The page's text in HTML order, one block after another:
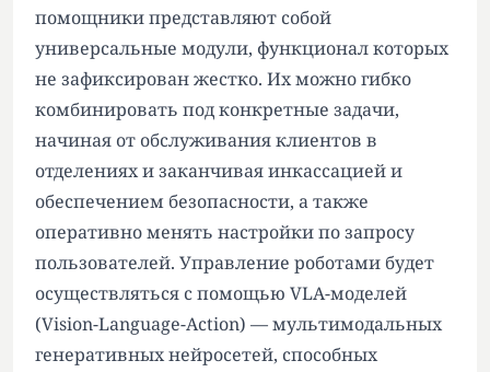
помощники представляют собой
универсальные модули, функционал которых
не зафиксирован жестко. Их можно гибко
комбинировать под конкретные задачи,
начиная от обслуживания клиентов в
отделениях и заканчивая инкассацией и
обеспечением безопасности, а также
оперативно менять настройки по запросу
пользователей. Управление роботами будет
осуществляться с помощью VLA-моделей
(Vision-Language-Action) — мультимодальных
генеративных нейросетей, способных